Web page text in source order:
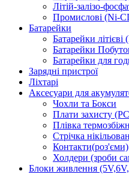
Літій-залізо-
Промислові (Ni-
Батарейки
Батарейки
Батарейки
Батарейки для
Зарядні пристрої
Ліхтарі
Аксесуари для
Чохли та Бокси
Плати захисту
Плівка
Стрічка
Контакти(роз'єми)
Холдери (зроби
Блоки живлення